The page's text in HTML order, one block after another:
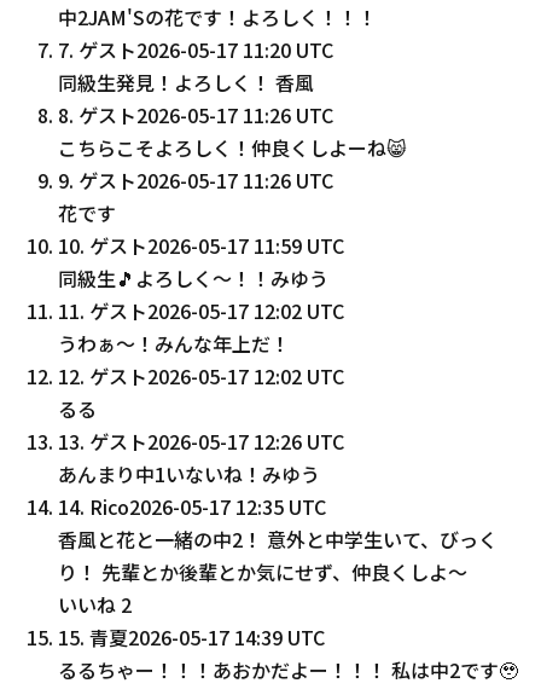
中2JAM'Sの花です！よろしく！！！
7. ゲスト2026-05-17 11:20 UTC
同級生発見！よろしく！ 香風
8. ゲスト2026-05-17 11:26 UTC
こちらこそよろしく！仲良くしよーね😸
9. ゲスト2026-05-17 11:26 UTC
花です
10. ゲスト2026-05-17 11:59 UTC
同級生🎵よろしく〜！！みゆう
11. ゲスト2026-05-17 12:02 UTC
うわぁ〜！みんな年上だ！
12. ゲスト2026-05-17 12:02 UTC
るる
13. ゲスト2026-05-17 12:26 UTC
あんまり中1いないね！みゆう
14. Rico2026-05-17 12:35 UTC
香風と花と一緒の中2！ 意外と中学生いて、びっく
り！ 先輩とか後輩とか気にせず、仲良くしよ～
いいね 2
15. 青夏2026-05-17 14:39 UTC
るるちゃー！！！あおかだよー！！！ 私は中2です🥹